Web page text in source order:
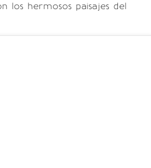
los hermosos paisajes del